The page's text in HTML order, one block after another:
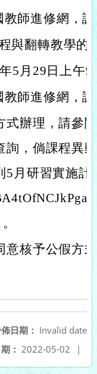
師進修網，
與翻轉教學的
5月29日上午
師進修網，
式辦理，請參
詢，倘課程異
5月研習實施
意核予公假方
日期： Invalid date
： 2022-05-02 |